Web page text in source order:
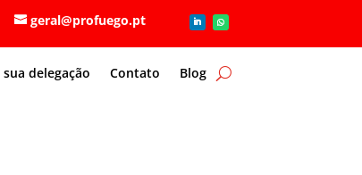
geral@profuego.pt
delegação Contato Blog